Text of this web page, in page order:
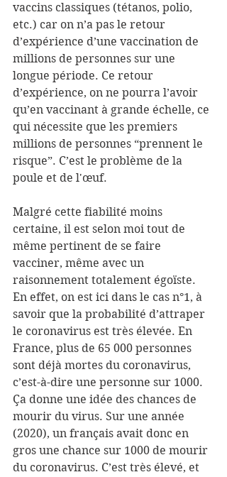
vaccins classiques (tétanos, polio,
etc.) car on n’a pas le retour
d’expérience d’une vaccination de
millions de personnes sur une
longue période. Ce retour
d’expérience, on ne pourra l’avoir
qu’en vaccinant à grande échelle, ce
qui nécessite que les premiers
millions de personnes “prennent le
risque”. C’est le problème de la
poule et de l'œuf.
Malgré cette fiabilité moins
certaine, il est selon moi tout de
même pertinent de se faire
vacciner, même avec un
raisonnement totalement égoïste.
En effet, on est ici dans le cas n°1, à
savoir que la probabilité d’attraper
le coronavirus est très élevée. En
France, plus de 65 000 personnes
sont déjà mortes du coronavirus,
c’est-à-dire une personne sur 1000.
Ça donne une idée des chances de
mourir du virus. Sur une année
(2020), un français avait donc en
gros une chance sur 1000 de mourir
du coronavirus. C’est très élevé, et